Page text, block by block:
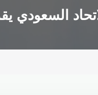
السعودي يقدم عرضا بقيمة 40 مليون